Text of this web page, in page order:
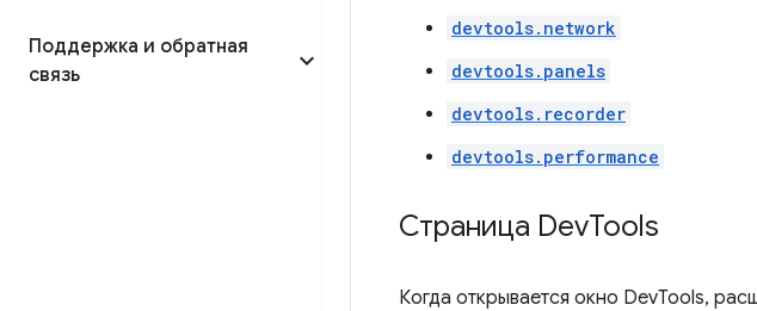
Поддержка и обратная
связь
devtools.network
devtools.panels
devtools.recorder
devtools.performance
Страница DevTools
Когда открывается окно DevTools,